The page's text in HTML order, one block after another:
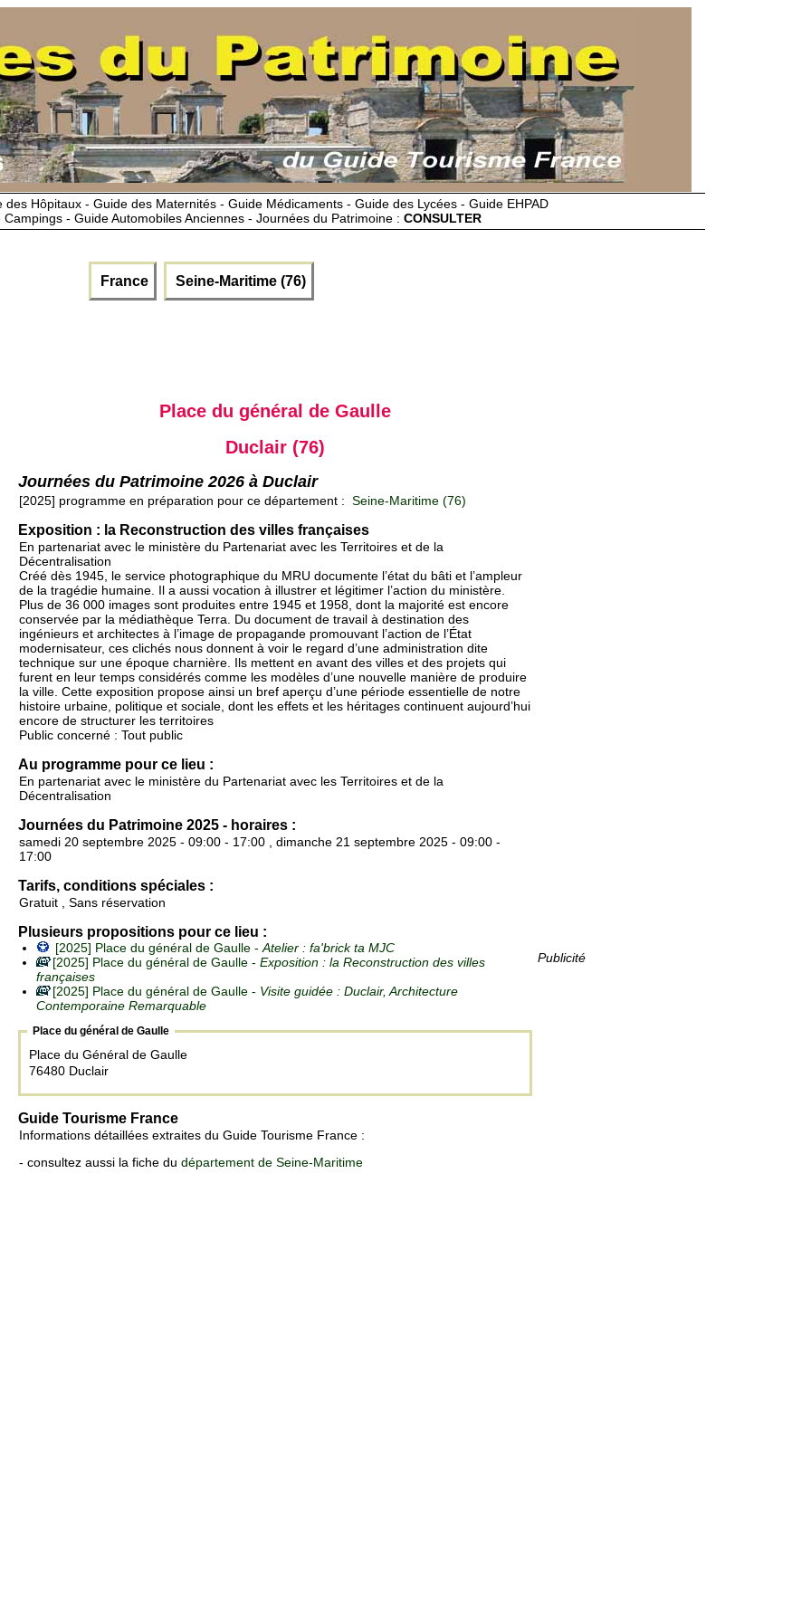
Hôpitaux - Guide des Maternités - Guide Médicaments - Guide des Lycées - Guide EHPAD
- Guide Automobiles Anciennes - Journées du Patrimoine : CONSULTER
France Seine-Maritime (76)
Publicité
Place du général de Gaulle
Duclair (76)
Journées du Patrimoine 2026 à Duclair
[2025] programme en préparation pour ce département : Seine-Maritime (76)
Exposition : la Reconstruction des villes françaises
En partenariat avec le ministère du Partenariat avec les Territoires et de la
Décentralisation
Créé dès 1945, le service photographique du MRU documente l’état du bâti et l’ampleur
de la tragédie humaine. Il a aussi vocation à illustrer et légitimer l’action du ministère.
Plus de 36 000 images sont produites entre 1945 et 1958, dont la majorité est encore
conservée par la médiathèque Terra. Du document de travail à destination des
ingénieurs et architectes à l’image de propagande promouvant l’action de l’État
modernisateur, ces clichés nous donnent à voir le regard d’une administration dite
technique sur une époque charnière. Ils mettent en avant des villes et des projets qui
furent en leur temps considérés comme les modèles d’une nouvelle manière de produire
la ville. Cette exposition propose ainsi un bref aperçu d’une période essentielle de notre
histoire urbaine, politique et sociale, dont les effets et les héritages continuent aujourd’hui
encore de structurer les territoires
Public concerné : Tout public
Au programme pour ce lieu :
En partenariat avec le ministère du Partenariat avec les Territoires et de la
Décentralisation
Journées du Patrimoine 2025 - horaires :
samedi 20 septembre 2025 - 09:00 - 17:00 , dimanche 21 septembre 2025 - 09:00 -
17:00
Tarifs, conditions spéciales :
Gratuit , Sans réservation
Plusieurs propositions pour ce lieu :
[2025] Place du général de Gaulle -Atelier : fa'brick ta MJC
[2025] Place du général de Gaulle - Exposition : la Reconstruction des villes
françaises
[2025] Place du général de Gaulle - Visite guidée : Duclair, Architecture
Contemporaine Remarquable
Place du général de Gaulle
Place du Général de Gaulle
76480 Duclair
Guide Tourisme France
Informations détaillées extraites du Guide Tourisme France :
- consultez aussi la fiche du département de Seine-Maritime